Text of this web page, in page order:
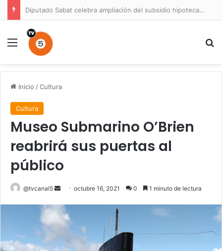
Diputado Sabat celebra ampliación del subsidio hipotecario con viviendas de hasta 6.000 UF
Menú
Inicio /Cultura
Cultura
Museo Submarino O’Brien
reabrirá sus puertas al
público
@tvcanal5
Send
email
octubre 16, 2021 0 1 minuto de lectura